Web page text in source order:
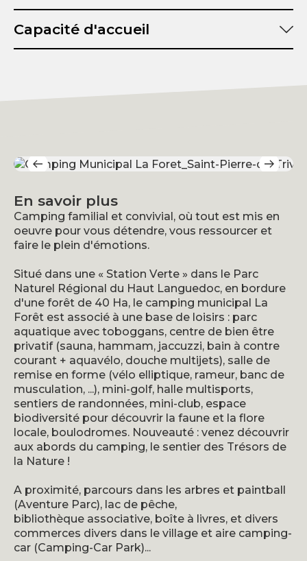
Capacité d'accueil
Nombre d'emplacements locatifs :
En savoir plus
Camping familial et convivial, où tout est mis en
oeuvre pour vous détendre, vous ressourcer et
faire le plein d'émotions.
Situé dans une « Station Verte » dans le Parc
Naturel Régional du Haut Languedoc, en bordure
d'une forêt de 40 Ha, le camping municipal La
Forêt est associé à une base de loisirs : parc
aquatique avec toboggans, centre de bien être
privatif (sauna, hammam, jaccuzzi, bain à contre
courant + aquavélo, douche multijets), salle de
remise en forme (vélo elliptique, rameur, banc de
musculation, ...), mini-golf, halle multisports,
sentiers de randonnées, mini-club, espace
biodiversité pour découvrir la faune et la flore
locale, boulodromes. Nouveauté : venez découvrir
aux abords du camping, le sentier des Trésors de
la Nature !
A proximité, parcours dans les arbres et paintball
(Aventure Parc), lac de pêche,
bibliothèque associative, boîte à livres, et divers
commerces divers dans le village et aire camping-
car (Camping-Car Park)...